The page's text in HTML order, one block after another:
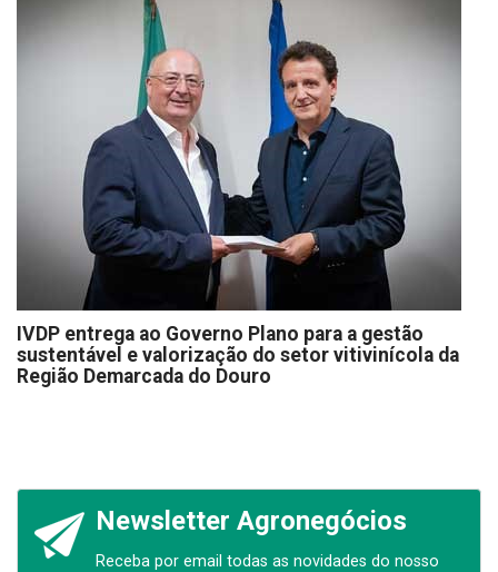
IVDP entrega ao Governo Plano para a gestão
sustentável e valorização do setor vitivinícola da
Região Demarcada do Douro
Newsletter Agronegócios
Receba por email todas as novidades do nosso